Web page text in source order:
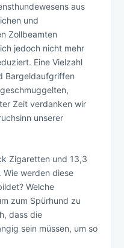
aus
und
Zollbeamten
jedoch nicht mehr
Eine Vielzahl
Bargeldaufgriffen
Zeit verdanken wir
unserer
Zigaretten und 13,3
werden diese
Welche
zum Spürhund zu
dass die
sein müssen, um so